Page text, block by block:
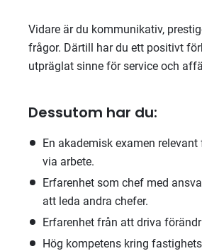
Vidare är du kommunikativ,
frågor. Därtill har du ett positivt
utpräglat sinne för service och
Dessutom har du:
En akademisk examen
via arbete.
Erfarenhet som chef med
att leda andra chefer.
Erfarenhet från att driva
Hög kompetens kring